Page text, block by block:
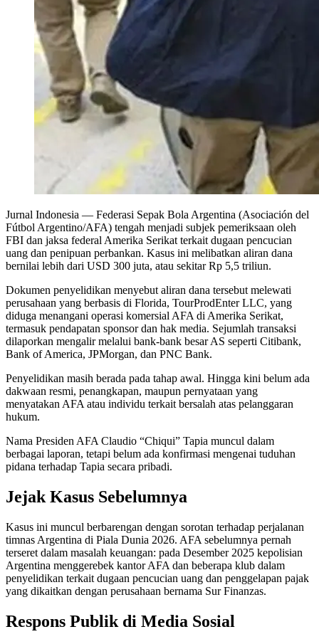
Jurnal Indonesia — Federasi Sepak Bola Argentina (Asociación del
Fútbol Argentino/AFA) tengah menjadi subjek pemeriksaan oleh
FBI dan jaksa federal Amerika Serikat terkait dugaan pencucian
uang dan penipuan perbankan. Kasus ini melibatkan aliran dana
bernilai lebih dari USD 300 juta, atau sekitar Rp 5,5 triliun.
Dokumen penyelidikan menyebut aliran dana tersebut melewati
perusahaan yang berbasis di Florida, TourProdEnter LLC, yang
diduga menangani operasi komersial AFA di Amerika Serikat,
termasuk pendapatan sponsor dan hak media. Sejumlah transaksi
dilaporkan mengalir melalui bank-bank besar AS seperti Citibank,
Bank of America, JPMorgan, dan PNC Bank.
Penyelidikan masih berada pada tahap awal. Hingga kini belum ada
dakwaan resmi, penangkapan, maupun pernyataan yang
menyatakan AFA atau individu terkait bersalah atas pelanggaran
hukum.
Nama Presiden AFA Claudio “Chiqui” Tapia muncul dalam
berbagai laporan, tetapi belum ada konfirmasi mengenai tuduhan
pidana terhadap Tapia secara pribadi.
Jejak Kasus Sebelumnya
Kasus ini muncul berbarengan dengan sorotan terhadap perjalanan
timnas Argentina di Piala Dunia 2026. AFA sebelumnya pernah
terseret dalam masalah keuangan: pada Desember 2025 kepolisian
Argentina menggerebek kantor AFA dan beberapa klub dalam
penyelidikan terkait dugaan pencucian uang dan penggelapan pajak
yang dikaitkan dengan perusahaan bernama Sur Finanzas.
Respons Publik di Media Sosial